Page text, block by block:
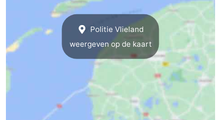
Politie Vlieland
weergeven op de kaart